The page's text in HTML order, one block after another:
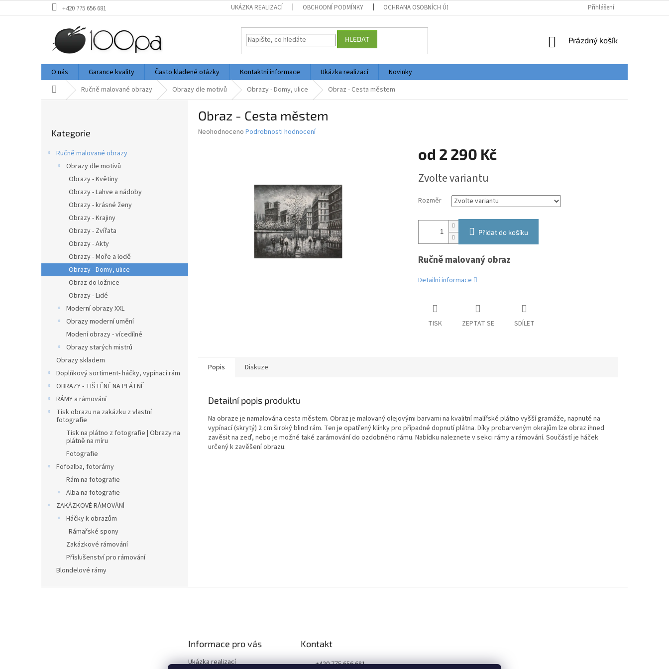
na
+420 775 656 681 UKÁZKA REALIZACÍ OBCHODNÍ PODMÍNKY OCHRANA OSOBNÍCH ÚDAJŮ Přihlášení
HLEDAT
NÁKUPNÍ
Prázdný košík
O nás Garance kvality Často kladené otázky Kontaktní informace Ukázka realizací
Novinky
Domů Ručně malované obrazy Obrazy dle motivů Obrazy - Domy, ulice Obraz - Cesta městem
kategorie
Kategorie
Ručně malované obrazy
Obrazy dle motivů
Obrazy - Květiny
Obrazy - Lahve a nádoby
Obrazy - krásné ženy
Obrazy - Krajiny
Obrazy - Zvířata
Obrazy - Akty
Obrazy - Moře a lodě
Obrazy - Domy, ulice
Obraz do ložnice
Obrazy - Lidé
Moderní obrazy XXL
Obrazy moderní umění
Modení obrazy - vícedílné
Obrazy starých mistrů
Obrazy skladem
Doplňkový sortiment- háčky, vypínací rám
OBRAZY - TIŠTĚNÉ NA PLÁTNĚ
RÁMY a rámování
Tisk obrazu na zakázku z vlastní
fotografie
Tisk na plátno z fotografie | Obrazy na
plátně na míru
Fotografie
Fofoalba, fotorámy
Rám na fotografie
Alba na fotografie
ZAKÁZKOVÉ RÁMOVÁNÍ
Háčky k obrazům
Rámařské spony
Zakázkové rámování
Příslušenství pro rámování
Blondelové rámy
Obraz - Cesta městem
Průměrné
Neohodnoceno Podrobnosti hodnocení
od 2 290 Kč
cena:
Zvolte variantu
Rozměr
Přidat do košíku
Ručně malovaný obraz
Detailní informace
TISK ZEPTAT SE SDÍLET
Popis Diskuze
Detailní popis produktu
Na obraze je namalována cesta městem. Obraz je malovaný olejovými barvami na kvalitní malířské plátno vyšší gramáže, napnuté na
vypínací (skrytý) 2 cm široký blind rám. Ten je opatřený klínky pro případné dopnutí plátna. Díky probarveným okrajům lze obraz ihned
zavěsit na zeď, nebo je možné také zarámování do ozdobného rámu. Nabídku naleznete v sekci rámy a rámování. Součástí je háček
určený k zavěšení obrazu.
Informace pro vás
Ukázka realizací
Kontakt
+420 775 656 681